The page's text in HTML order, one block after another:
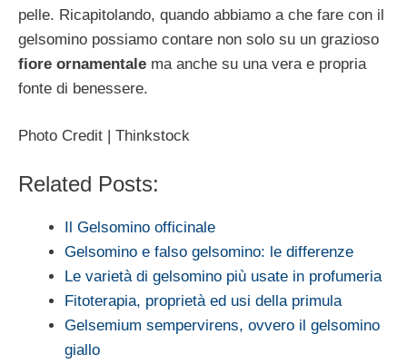
pelle. Ricapitolando, quando abbiamo a che fare con il
gelsomino possiamo contare non solo su un grazioso
fiore ornamentale ma anche su una vera e propria
fonte di benessere.
Photo Credit | Thinkstock
Related Posts:
Il Gelsomino officinale
Gelsomino e falso gelsomino: le differenze
Le varietà di gelsomino più usate in profumeria
Fitoterapia, proprietà ed usi della primula
Gelsemium sempervirens, ovvero il gelsomino
giallo